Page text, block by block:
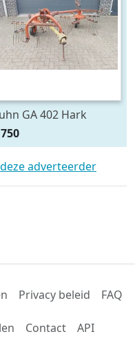
GA 402 Hark
adverteerder
Privacy beleid FAQ
Contact API